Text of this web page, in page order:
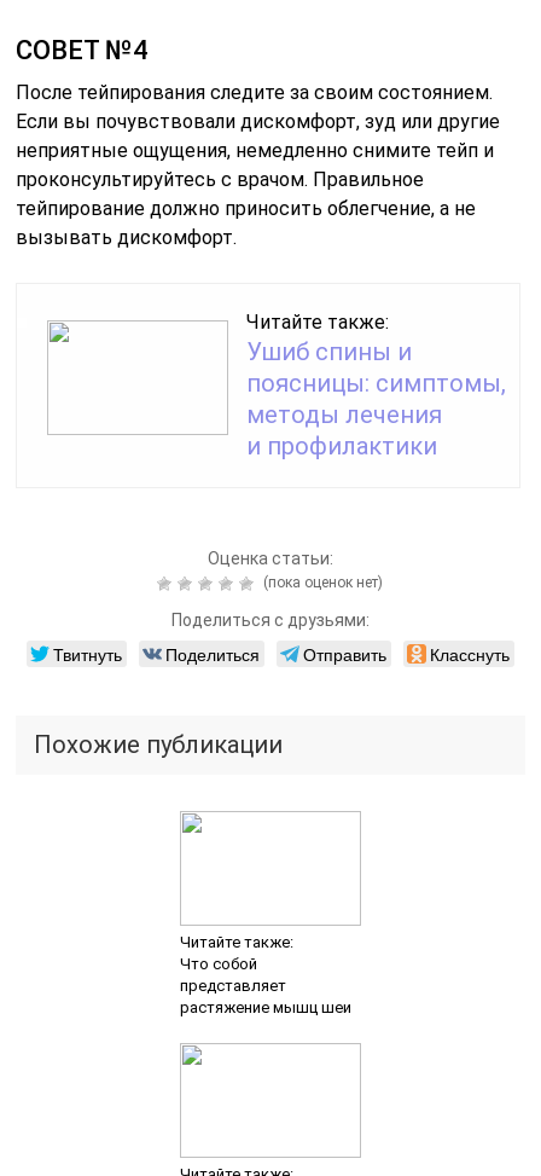
СОВЕТ №4
После тейпирования следите за своим состоянием.
Если вы почувствовали дискомфорт, зуд или другие
неприятные ощущения, немедленно снимите тейп и
проконсультируйтесь с врачом. Правильное
тейпирование должно приносить облегчение, а не
вызывать дискомфорт.
Читайте также:
Ушиб спины и
поясницы: симптомы,
методы лечения
и профилактики
Оценка статьи:
(пока оценок нет)
Поделиться с друзьями:
Твитнуть Поделиться Отправить Класснуть
Похожие публикации
Читайте также:
Что собой
представляет
растяжение мышц шеи